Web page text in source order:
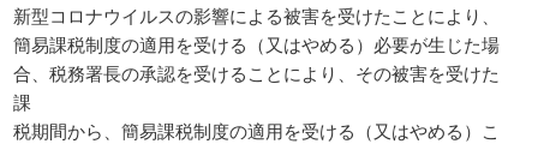
新型コロナウイルスの影響による被害を受けたことにより、
簡易課税制度の適用を受ける（又はやめる）必要が生じた場
合、税務署長の承認を受けることにより、その被害を受けた
課
税期間から、簡易課税制度の適用を受ける（又はやめる）こ